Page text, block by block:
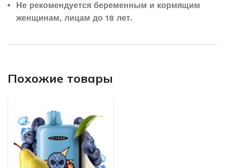
Не рекомендуется беременным и кормящим
женщинам, лицам до 18 лет.
Похожие товары